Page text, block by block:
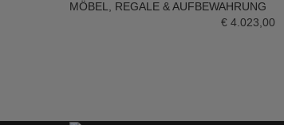
MÖBEL
REGALE & AUFBEWAHRUNG
€4.023,00